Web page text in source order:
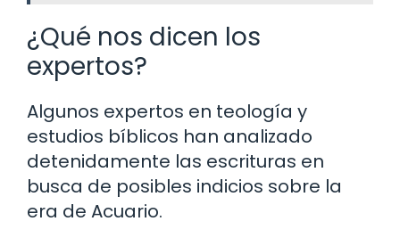
¿Qué nos dicen los
expertos?
Algunos expertos en teología y
estudios bíblicos han analizado
detenidamente las escrituras en
busca de posibles indicios sobre la
era de Acuario.